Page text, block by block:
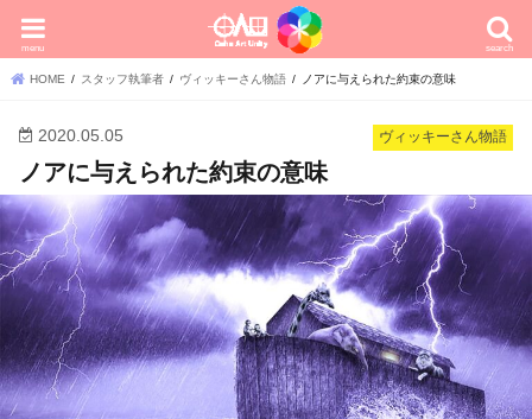
search
menu
HOME スタッフ執筆者 ヴィッキーさん物語 ノアに与えられた約束の意味
ヴィッキーさん物語
2020.05.05
ノアに与えられた約束の意味